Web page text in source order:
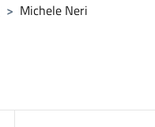
> Michele Neri